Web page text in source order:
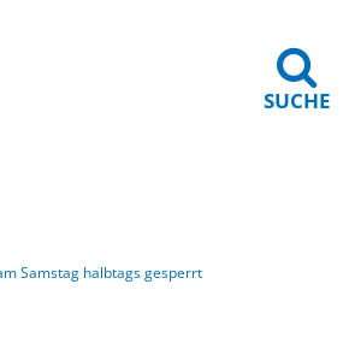
SUCHE
Samstag halbtags gesperrt